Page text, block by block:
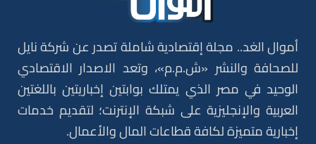
أموال الغد.. مجلة إقتصادية شاملة تصدر عن شركة نايل
للصحافة والنشر «ش.م.م»، وتعد الاصدار الاقتصادي
الوحيد في مصر الذي يمتلك بوابتين إخباريتين باللغتين
العربية والإنجليزية على شبكة الإنترنت؛ لتقديم خدمات
إخبارية متميزة لكافة قطاعات المال والأعمال.